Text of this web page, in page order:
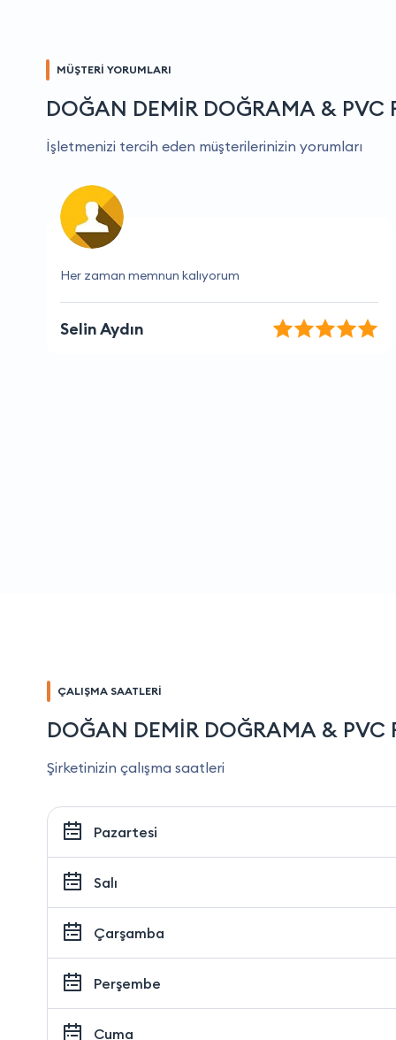
MÜŞTERİ YORUMLARI
DOĞAN DEMİR DOĞRAMA & PVC
İşletmenizi tercih eden müşterilerinizin yorumları
Firma çok güvenilir.
Ferhat Taş
ÇALIŞMA SAATLERİ
DOĞAN DEMİR DOĞRAMA & PVC
Şirketinizin çalışma saatleri
Pazartesi
Salı
Çarşamba
Perşembe
Cuma